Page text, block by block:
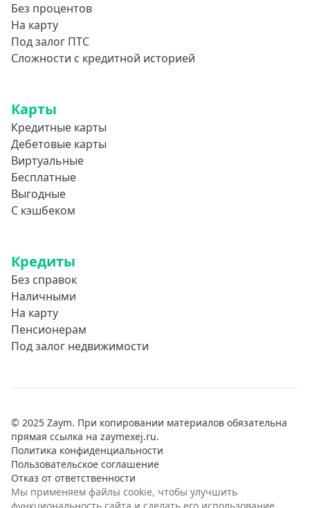
Без процентов
На карту
Под залог ПТС
Сложности с кредитной историей
Карты
Кредитные карты
Дебетовые карты
Виртуальные
Бесплатные
Выгодные
С кэшбеком
Кредиты
Без справок
Наличными
На карту
Пенсионерам
Под залог недвижимости
© 2025 Zaym. При копировании материалов обязательна
прямая ссылка на zaymexej.ru.
Политика конфиденциальности
Пользовательское соглашение
Отказ от ответственности
Мы применяем файлы cookie, чтобы улучшить